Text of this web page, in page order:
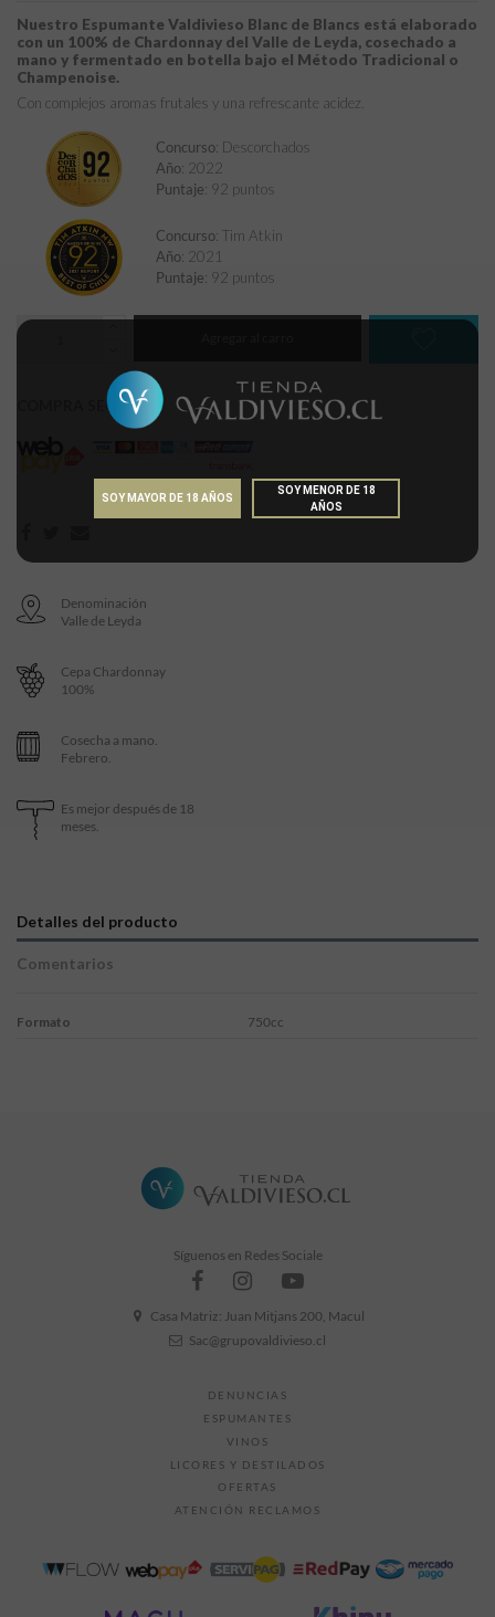
Nuestro Espumante Valdivieso Blanc de Blancs está elaborado
con un 100% de Chardonnay del Valle de Leyda, cosechado a
mano y fermentado en botella bajo el Método Tradicional o
Champenoise.
Con complejos aromas frutales y una refrescante acidez.
Concurso: Descorchados
Año: 2022
Puntaje: 92 puntos
Concurso: Tim Atkin
Año: 2021
Puntaje: 92 puntos
COMPRA SEGURA
Denominación
Valle de Leyda
Cepa Chardonnay
100%
Cosecha a mano.
Febrero.
Es mejor después de 18
meses.
Detalles del producto
Comentarios
Formato 750cc
Síguenos en Redes Sociale
Casa Matriz: Juan Mitjans 200, Macul
Sac@grupovaldivieso.cl
DENUNCIAS
ESPUMANTES
VINOS
LICORES Y DESTILADOS
OFERTAS
ATENCIÓN RECLAMOS
SOY MAYOR DE 18 AÑOS
SOY MENOR DE 18
AÑOS